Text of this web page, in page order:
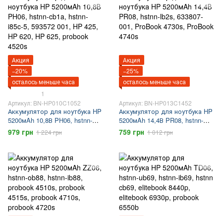
Акция
−20%
осталось меньше часа
1
Артикул: BN-HP010C1052
Аккумулятор для ноутбука HP
5200мAh 10,8В PH06, hstnn-
cb1a, hstnn-i85c-5, 593572 001,
HP 425, HP 620, HP 625,
979 грн 1 224 грн
Акция
−25%
осталось меньше часа
Артикул: BN-HP013C1452
Аккумулятор для ноутбука HP
5200мAh 14,4В PR08, hstnn-
lb2s, 633807-001, ProBook
4730s, ProBook 4740s
759 грн 1 012 грн